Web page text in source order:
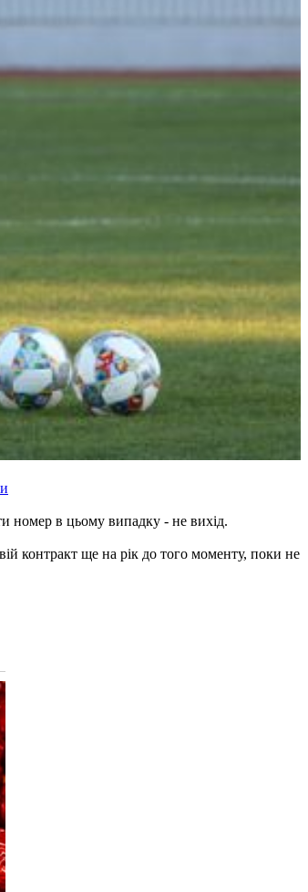
номер в цьому випадку - не вихід.
контракт ще на рік до того моменту, поки не